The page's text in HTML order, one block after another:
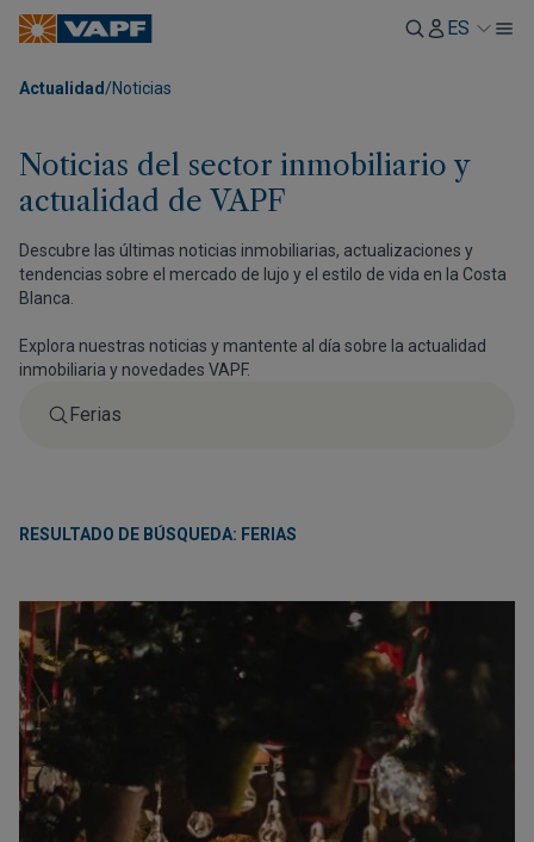
ES
Actualidad /Noticias
Noticias del sector inmobiliario y
actualidad de VAPF
Descubre las últimas noticias inmobiliarias, actualizaciones y
tendencias sobre el mercado de lujo y el estilo de vida en la Costa
Blanca.
Explora nuestras noticias y mantente al día sobre la actualidad
inmobiliaria y novedades VAPF.
RESULTADO DE BÚSQUEDA: FERIAS